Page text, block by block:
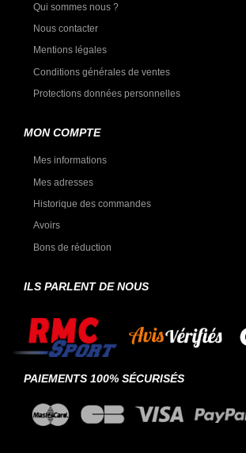
Qui sommes nous ?
Nous contacter
Mentions légales
Conditions générales de ventes
Protections données personnelles
MON COMPTE
Mes informations
Mes adresses
Historique des commandes
Avoirs
Bons de réduction
ILS PARLENT DE NOUS
PAIEMENTS 100% SÉCURISÉS